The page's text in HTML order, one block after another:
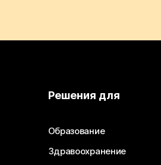
Решения для
Образование
Здравоохранение